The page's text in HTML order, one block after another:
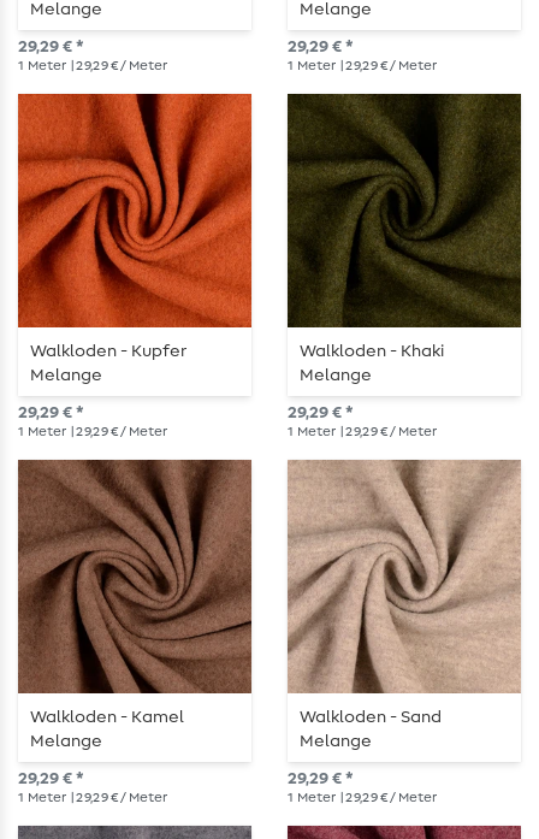
Melange
29,29 € *
1 Meter | 29,29 € / Meter
Melange
29,29 € *
1 Meter | 29,29 € / Meter
Walkloden - Kupfer
Melange
29,29 € *
1 Meter | 29,29 € / Meter
Walkloden - Khaki
Melange
29,29 € *
1 Meter | 29,29 € / Meter
Walkloden - Kamel
Melange
29,29 € *
1 Meter | 29,29 € / Meter
Walkloden - Sand
Melange
29,29 € *
1 Meter | 29,29 € / Meter